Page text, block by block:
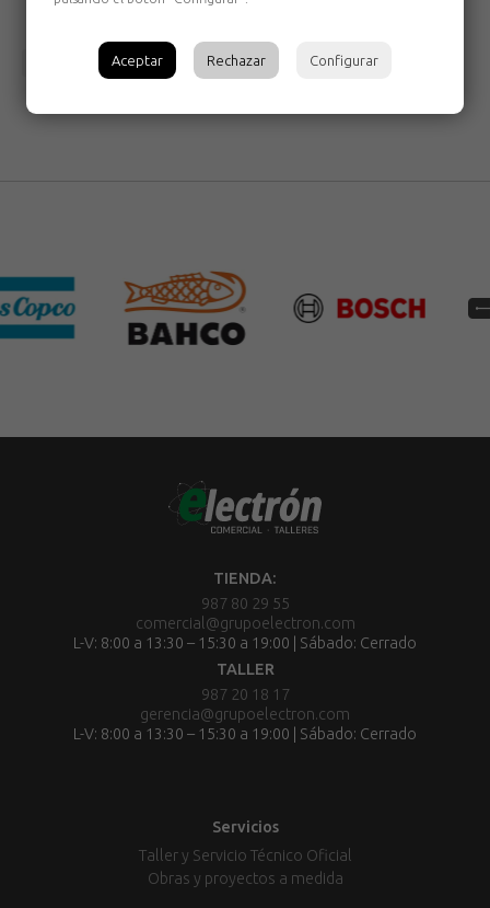
TIENDA:
987 80 29 55
comercial@grupoelectron.com
L-V: 8:00 a 13:30 – 15:30 a 19:00 | Sábado: Cerrado
TALLER
987 20 18 17
gerencia@grupoelectron.com
L-V: 8:00 a 13:30 – 15:30 a 19:00 | Sábado: Cerrado
Servicios
Taller y Servicio Técnico Oficial
Obras y proyectos a medida
Aceptar Rechazar Configurar